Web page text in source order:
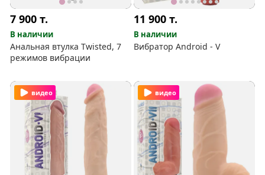
7 900т.
В наличии
Анальная втулка Twisted, 7
режимов вибрации
11 900т.
В наличии
Вибратор Android - V
видео видео